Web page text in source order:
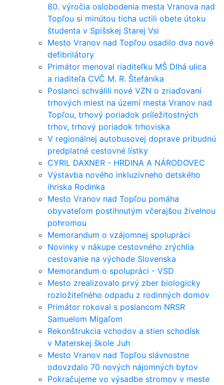
80. výročia oslobodenia mesta Vranova nad
Topľou si minútou ticha uctili obete útoku
študenta v Spišskej Starej Vsi
Mesto Vranov nad Topľou osadilo dva nové
defibrilátory
Primátor menoval riaditeľku MŠ Dlhá ulica
a riaditeľa CVČ M. R. Štefánika
Poslanci schválili nové VZN o zriaďovaní
trhových miest na území mesta Vranov nad
Topľou, trhový poriadok príležitostných
trhov, trhový poriadok trhoviska
V regionálnej autobusovej doprave pribudnú
predplatné cestovné lístky
CYRIL DAXNER - HRDINA A NÁRODOVEC
Výstavba nového inkluzívneho detského
ihriska Rodinka
Mesto Vranov nad Topľou pomáha
obyvateľom postihnutým včerajšou živelnou
pohromou
Memorandum o vzájomnej spolupráci
Novinky v nákupe cestovného zrýchlia
cestovanie na východe Slovenska
Memorandum o spolupráci - VSD
Mesto zrealizovalo prvý zber biologicky
rozložiteľného odpadu z rodinných domov
Primátor rokoval s poslancom NRSR
Samuelom Migaľom
Rekonštrukcia vchodov a stien schodísk
v Materskej škole Juh
Mesto Vranov nad Topľou slávnostne
odovzdalo 70 nových nájomných bytov
Pokračujeme vo výsadbe stromov v meste